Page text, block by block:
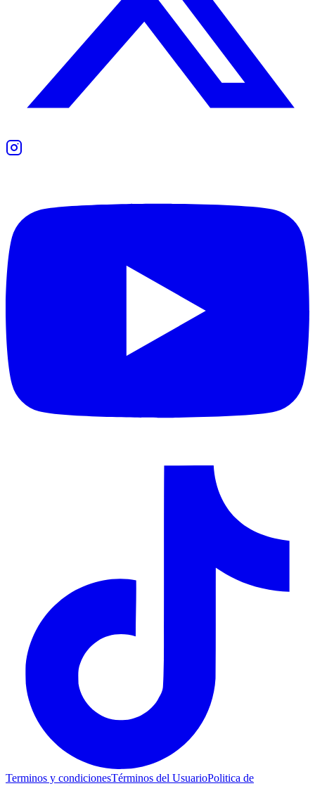
Terminos y condicionesTérminos del UsuarioPolitica de